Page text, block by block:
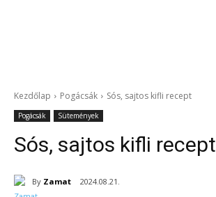
Kezdőlap Pogácsák Sós, sajtos kifli recept
Pogácsák Sütemények
Sós, sajtos kifli recept
By Zamat 2024.08.21.